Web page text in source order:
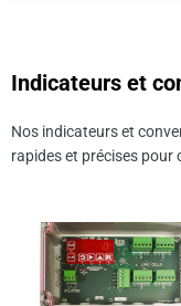
Indicateurs et
Nos indicateurs et
rapides et précises pour
de
à
a